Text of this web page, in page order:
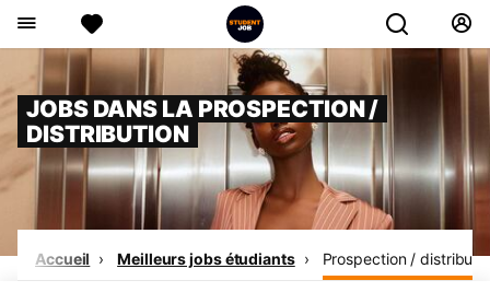
JOBS DANS LA PROSPECTION /
DISTRIBUTION
Accueil Meilleurs jobs étudiants Prospection /